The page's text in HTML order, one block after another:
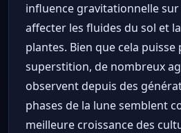
influence gravitationnelle
affecter les fluides du sol et
plantes. Bien que cela
superstition, de nombreux
observent depuis des
phases de la lune semblent
meilleure croissance des